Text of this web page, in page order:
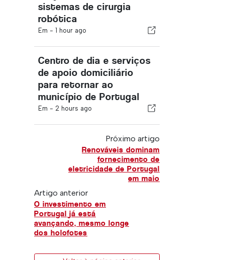
sistemas de cirurgia
robótica
Em - 1 hour ago
Centro de dia e serviços
de apoio domiciliário
para retornar ao
município de Portugal
Em - 2 hours ago
Próximo artigo
Renováveis dominam
fornecimento de
eletricidade de Portugal
em maio
Artigo anterior
O investimento em
Portugal já está
avançando, mesmo longe
dos holofotes